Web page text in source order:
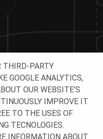
THIRD-PARTY
GOOGLE ANALYTICS,
OUR WEBSITE’S
IMPROVE IT.
TO THE USES OF
TECNOLOGIES.
INFORMATION ABOUT